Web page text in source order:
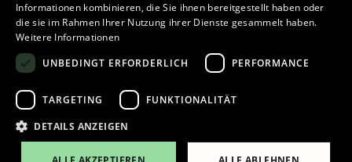
Impressum
Datenschutz
Barrierefreiheitserklärung
Cookie-Einstellungen
Informationen kombinieren, die Sie ihnen bereitgestellt haben oder
die sie im Rahmen Ihrer Nutzung ihrer Dienste gesammelt haben.
Weitere Informationen
UNBEDINGT ERFORDERLICH
PERFORMANCE
TARGETING FUNKTIONALITÄT
DETAILS ANZEIGEN